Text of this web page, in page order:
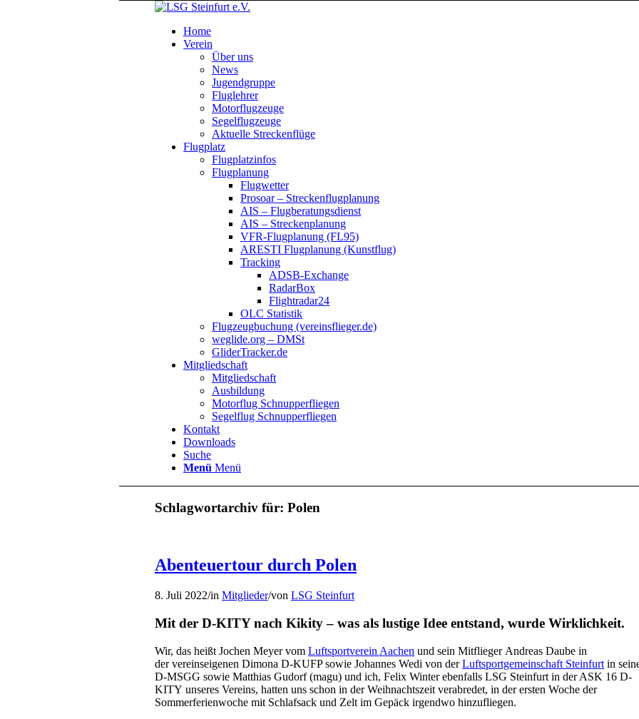
Home
Verein
Über uns
News
Jugendgruppe
Fluglehrer
Motorflugzeuge
Segelflugzeuge
Aktuelle Streckenflüge
Flugplatz
Flugplatzinfos
Flugplanung
Flugwetter
Prosoar – Streckenflugplanung
AIS – Flugberatungsdienst
AIS – Streckenplanung
VFR-Flugplanung (FL95)
ARESTI Flugplanung (Kunstflug)
Tracking
ADSB-Exchange
RadarBox
Flightradar24
OLC Statistik
Flugzeugbuchung (vereinsflieger.de)
weglide.org – DMSt
GliderTracker.de
Mitgliedschaft
Mitgliedschaft
Ausbildung
Motorflug Schnupperfliegen
Segelflug Schnupperfliegen
Kontakt
Downloads
Suche
Menü Menü
Schlagwortarchiv für: Polen
Abenteuertour durch Polen
8. Juli 2022/in Mitglieder/von LSG Steinfurt
Mit der D-KITY nach Kikity – was als lustige Idee entstand, wurde Wirklichkeit.
Wir, das heißt Jochen Meyer vom Luftsportverein Aachen und sein Mitflieger Andreas Daube in
der vereinseigenen Dimona D-KUFP sowie Johannes Wedi von derLuftsportgemeinschaft Steinfurt in
D-MSGG sowie Matthias Gudorf (magu) und ich, Felix Winter ebenfalls LSG Steinfurt in der ASK 16 D-
KITY unseres Vereins, hatten uns schon in der Weihnachtszeit verabredet, in der ersten Woche der
Sommerferienwoche mit Schlafsack und Zelt im Gepäck irgendwo hinzufliegen.